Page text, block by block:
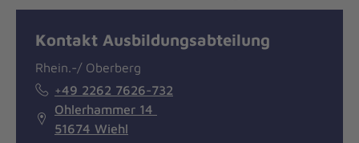
Kontakt Ausbildungsabteilung
Rhein.-/ Oberberg
+49 2262 7626-732
Ohlerhammer 14
51674 Wiehl